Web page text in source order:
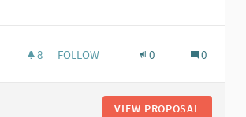
8 8 FOLLOWERS
FOLLOW 0 0
VIEW PROPOSAL